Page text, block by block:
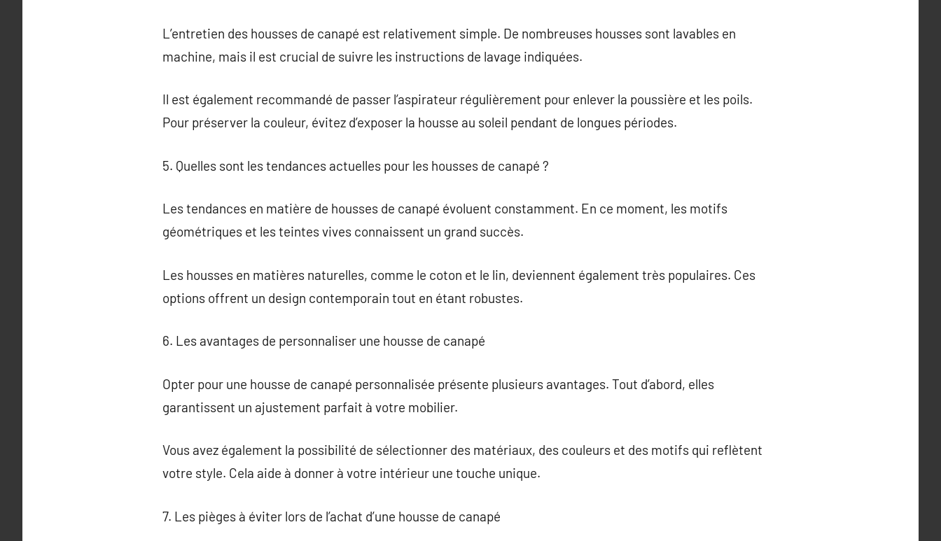
L’entretien des housses de canapé est relativement simple. De nombreuses housses sont lavables en
machine, mais il est crucial de suivre les instructions de lavage indiquées.
Il est également recommandé de passer l’aspirateur régulièrement pour enlever la poussière et les poils.
Pour préserver la couleur, évitez d’exposer la housse au soleil pendant de longues périodes.
5. Quelles sont les tendances actuelles pour les housses de canapé ?
Les tendances en matière de housses de canapé évoluent constamment. En ce moment, les motifs
géométriques et les teintes vives connaissent un grand succès.
Les housses en matières naturelles, comme le coton et le lin, deviennent également très populaires. Ces
options offrent un design contemporain tout en étant robustes.
6. Les avantages de personnaliser une housse de canapé
Opter pour une housse de canapé personnalisée présente plusieurs avantages. Tout d’abord, elles
garantissent un ajustement parfait à votre mobilier.
Vous avez également la possibilité de sélectionner des matériaux, des couleurs et des motifs qui reflètent
votre style. Cela aide à donner à votre intérieur une touche unique.
7. Les pièges à éviter lors de l’achat d’une housse de canapé